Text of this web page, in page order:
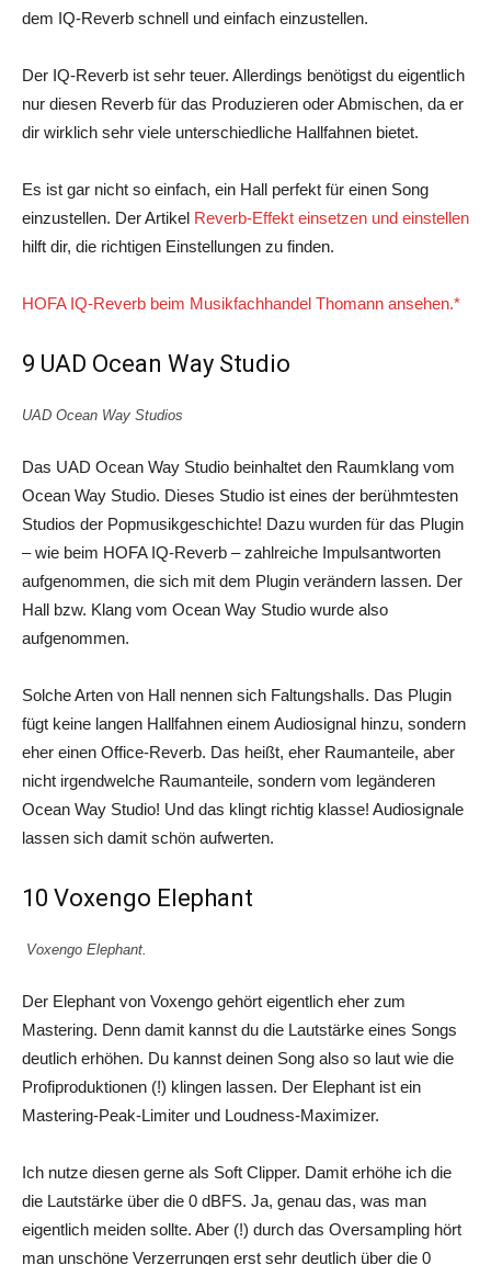
dem IQ-Reverb schnell und einfach einzustellen.
Der IQ-Reverb ist sehr teuer. Allerdings benötigst du eigentlich
nur diesen Reverb für das Produzieren oder Abmischen, da er
dir wirklich sehr viele unterschiedliche Hallfahnen bietet.
Es ist gar nicht so einfach, ein Hall perfekt für einen Song
einzustellen. Der Artikel Reverb-Effekt einsetzen und einstellen
hilft dir, die richtigen Einstellungen zu finden.
HOFA IQ-Reverb beim Musikfachhandel Thomann ansehen.*
9 UAD Ocean Way Studio
UAD Ocean Way Studios
Das UAD Ocean Way Studio beinhaltet den Raumklang vom
Ocean Way Studio. Dieses Studio ist eines der berühmtesten
Studios der Popmusikgeschichte! Dazu wurden für das Plugin
– wie beim HOFA IQ-Reverb – zahlreiche Impulsantworten
aufgenommen, die sich mit dem Plugin verändern lassen. Der
Hall bzw. Klang vom Ocean Way Studio wurde also
aufgenommen.
Solche Arten von Hall nennen sich Faltungshalls. Das Plugin
fügt keine langen Hallfahnen einem Audiosignal hinzu, sondern
eher einen Office-Reverb. Das heißt, eher Raumanteile, aber
nicht irgendwelche Raumanteile, sondern vom legänderen
Ocean Way Studio! Und das klingt richtig klasse! Audiosignale
lassen sich damit schön aufwerten.
10 Voxengo Elephant
Voxengo Elephant.
Der Elephant von Voxengo gehört eigentlich eher zum
Mastering. Denn damit kannst du die Lautstärke eines Songs
deutlich erhöhen. Du kannst deinen Song also so laut wie die
Profiproduktionen (!) klingen lassen. Der Elephant ist ein
Mastering-Peak-Limiter und Loudness-Maximizer.
Ich nutze diesen gerne als Soft Clipper. Damit erhöhe ich die
die Lautstärke über die 0 dBFS. Ja, genau das, was man
eigentlich meiden sollte. Aber (!) durch das Oversampling hört
man unschöne Verzerrungen erst sehr deutlich über die 0